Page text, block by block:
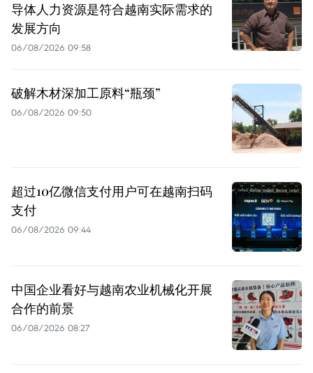
导体人力资源是符合越南实际需求的
发展方向
06/08/2026 09:58
破解木材深加工原料“瓶颈”
06/08/2026 09:50
超过10亿微信支付用户可在越南扫码
支付
06/08/2026 09:44
中国企业看好与越南农业机械化开展
合作的前景
06/08/2026 08:27